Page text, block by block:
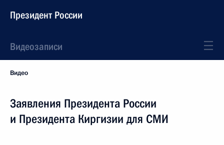
Президент России
Видеозаписи
Видео
Заявления Президента России
и Президента Киргизии для СМИ